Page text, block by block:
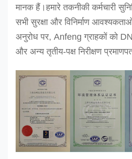
मानक हैं।हमारे तकनीकी कर्मचारी
सभी सुरक्षा और विनिर्माण
अनुरोध पर, Anfeng ग्राहकों को
और अन्य तृतीय-पक्ष निरीक्षण